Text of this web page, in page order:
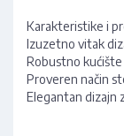
Karakteristike i
Izuzetno vitak
Robustno kućište
Proveren način
Elegantan dizajn